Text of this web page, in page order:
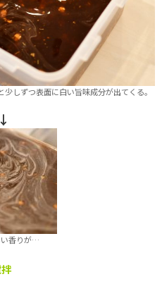
しずつ表面に白い旨味成分が出てくる。
↓
い香りが…